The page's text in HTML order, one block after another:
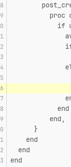
proc
if
            end
          end,
      }
    end
  end
end